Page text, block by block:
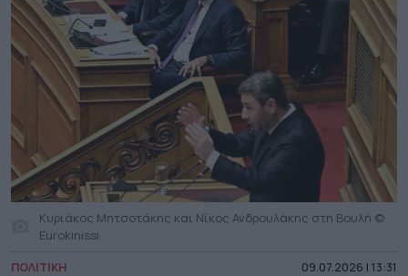
Κυριάκος Μητσοτάκης και Νίκος Ανδρουλάκης στη Βουλή ©
Eurokinissi
ΠΟΛΙΤΙΚΗ 09.07.2026 | 13:31